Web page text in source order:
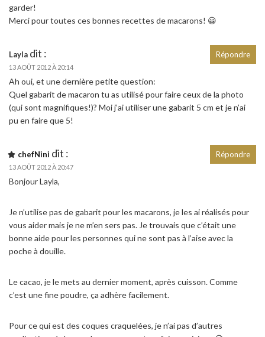
garder!
Merci pour toutes ces bonnes recettes de macarons! 😀
Layla dit :
13 AOÛT 2012 À 20:14
Ah oui, et une dernière petite question:
Quel gabarit de macaron tu as utilisé pour faire ceux de la photo
(qui sont magnifiques!)? Moi j’ai utiliser une gabarit 5 cm et je n’ai
pu en faire que 5!
Répondre
chefNini dit :
13 AOÛT 2012 À 20:47
Bonjour Layla,
Je n’utilise pas de gabarit pour les macarons, je les ai réalisés pour
vous aider mais je ne m’en sers pas. Je trouvais que c’était une
bonne aide pour les personnes qui ne sont pas à l’aise avec la
poche à douille.
Le cacao, je le mets au dernier moment, après cuisson. Comme
c’est une fine poudre, ça adhère facilement.
Pour ce qui est des coques craquelées, je n’ai pas d’autres
Répondre